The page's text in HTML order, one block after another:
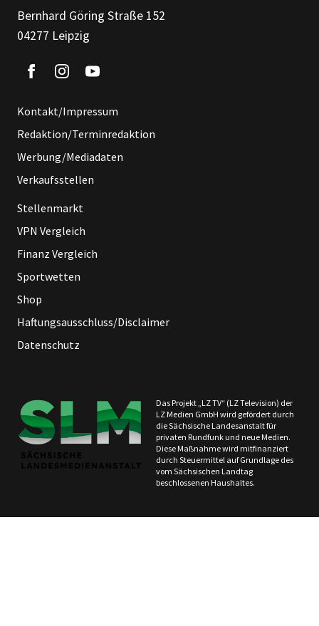
Bernhard Göring Straße 152
04277 Leipzig
Kontakt/Impressum
Redaktion/Terminredaktion
Werbung/Mediadaten
Verkaufsstellen
Stellenmarkt
VPN Vergleich
Finanz Vergleich
Sportwetten
Shop
Haftungsausschluss/Disclaimer
Datenschutz
Das Projekt „LZ TV“ (LZ Television) der
LZ Medien GmbH wird gefördert durch
die Sächsische Landesanstalt für
privaten Rundfunk und neue Medien.
Diese Maßnahme wird mitfinanziert
durch Steuermittel auf Grundlage des
vom Sächsischen Landtag
beschlossenen Haushaltes.